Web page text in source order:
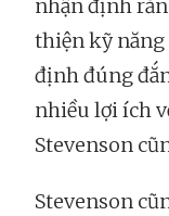
nhận định
thiện kỹ năng
định đúng
nhiều lợi ích
Stevenson
Stevenson